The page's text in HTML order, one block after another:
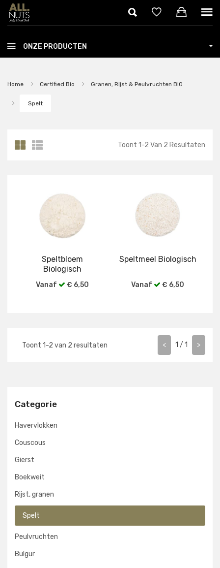
Skip to main content
ONZE PRODUCTEN
Home Certified Bio Granen, Rijst & Peulvruchten BIO
Spelt
Categorie
Havervlokken
Couscous
Gierst
Boekweit
Rijst, granen
Spelt
Peulvruchten
Bulgur
Toont 1-2 Van 2 Resultaten
Speltbloem
Biologisch
Vanaf € 6,50
Speltmeel Biologisch
Vanaf € 6,50
Toont 1-2 van 2 resultaten < 1 / 1 >